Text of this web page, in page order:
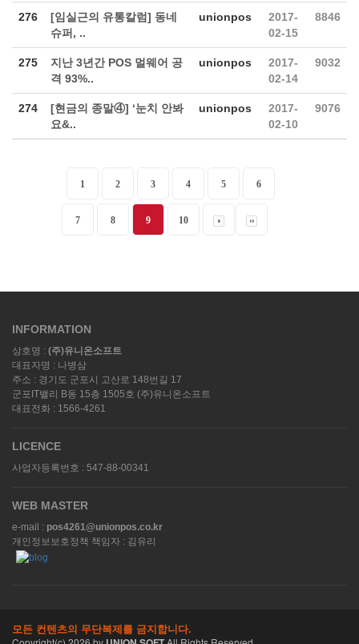
276
[임실근의 유통칼럼] 동네
슈퍼, ..
unionpos
2017-
02-15
8846
275
지난 3년간 POS 멀웨어 공
격 93%..
unionpos
2017-
02-14
9032
274
[현금의 종말④] ‘눈치 안봐
요&..
unionpos
2017-
02-10
9076
1 2 3 4 5 6
7 8 9 10
INFORMATION
상호명 : (주)유니온소프트
대표자명 : 나병삼
주소 : 경기도 군포시 고산로 148번길 17
군포IT밸리 B동 15층 1505호 (주)유니온소프트
대표전화 : 1566-4261
LICENCE
사업자등록번호 : 547-88-00341
WEB MASTER
e-mail : pos4261@unionpos.co.kr
개인정보보호정책 책임자 : 김유리
모든 컨텐츠의 무단복제를 금지합니다.